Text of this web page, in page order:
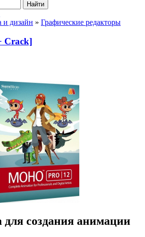
Найти
и дизайн » Графические редакторы
Crack]
создания анимации